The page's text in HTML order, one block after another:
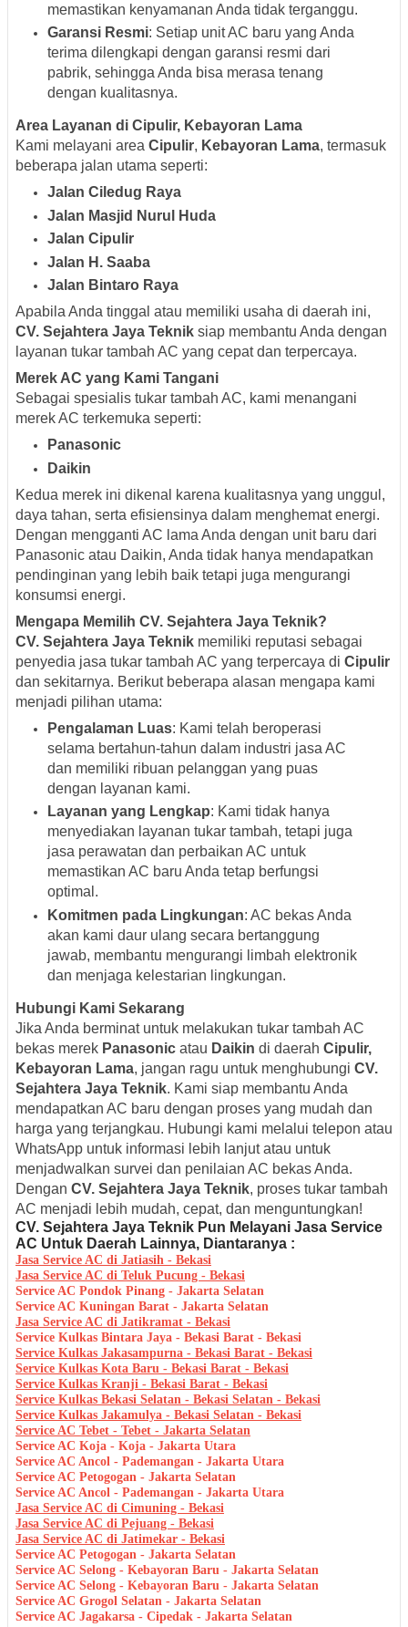
memastikan kenyamanan Anda tidak terganggu.
Garansi Resmi: Setiap unit AC baru yang Anda
terima dilengkapi dengan garansi resmi dari
pabrik, sehingga Anda bisa merasa tenang
dengan kualitasnya.
Area Layanan di Cipulir, Kebayoran Lama
Kami melayani area Cipulir, Kebayoran Lama, termasuk
beberapa jalan utama seperti:
Jalan Ciledug Raya
Jalan Masjid Nurul Huda
Jalan Cipulir
Jalan H. Saaba
Jalan Bintaro Raya
Apabila Anda tinggal atau memiliki usaha di daerah ini,
CV. Sejahtera Jaya Teknik siap membantu Anda dengan
layanan tukar tambah AC yang cepat dan terpercaya.
Merek AC yang Kami Tangani
Sebagai spesialis tukar tambah AC, kami menangani
merek AC terkemuka seperti:
Panasonic
Daikin
Kedua merek ini dikenal karena kualitasnya yang unggul,
daya tahan, serta efisiensinya dalam menghemat energi.
Dengan mengganti AC lama Anda dengan unit baru dari
Panasonic atau Daikin, Anda tidak hanya mendapatkan
pendinginan yang lebih baik tetapi juga mengurangi
konsumsi energi.
Mengapa Memilih CV. Sejahtera Jaya Teknik?
CV. Sejahtera Jaya Teknik memiliki reputasi sebagai
penyedia jasa tukar tambah AC yang terpercaya di Cipulir
dan sekitarnya. Berikut beberapa alasan mengapa kami
menjadi pilihan utama:
Pengalaman Luas: Kami telah beroperasi
selama bertahun-tahun dalam industri jasa AC
dan memiliki ribuan pelanggan yang puas
dengan layanan kami.
Layanan yang Lengkap: Kami tidak hanya
menyediakan layanan tukar tambah, tetapi juga
jasa perawatan dan perbaikan AC untuk
memastikan AC baru Anda tetap berfungsi
optimal.
Komitmen pada Lingkungan: AC bekas Anda
akan kami daur ulang secara bertanggung
jawab, membantu mengurangi limbah elektronik
dan menjaga kelestarian lingkungan.
Hubungi Kami Sekarang
Jika Anda berminat untuk melakukan tukar tambah AC
bekas merek Panasonic atau Daikin di daerah Cipulir,
Kebayoran Lama, jangan ragu untuk menghubungi CV.
Sejahtera Jaya Teknik. Kami siap membantu Anda
mendapatkan AC baru dengan proses yang mudah dan
harga yang terjangkau. Hubungi kami melalui telepon atau
WhatsApp untuk informasi lebih lanjut atau untuk
menjadwalkan survei dan penilaian AC bekas Anda.
Dengan CV. Sejahtera Jaya Teknik, proses tukar tambah
AC menjadi lebih mudah, cepat, dan menguntungkan!
CV. Sejahtera Jaya Teknik Pun Melayani Jasa Service
AC Untuk Daerah Lainnya, Diantaranya :
Jasa Service AC di Jatiasih - Bekasi
Jasa Service AC di Teluk Pucung - Bekasi
Service AC Pondok Pinang - Jakarta Selatan
Service AC Kuningan Barat - Jakarta Selatan
Jasa Service AC di Jatikramat - Bekasi
Service Kulkas Bintara Jaya - Bekasi Barat - Bekasi
Service Kulkas Jakasampurna - Bekasi Barat - Bekasi
Service Kulkas Kota Baru - Bekasi Barat - Bekasi
Service Kulkas Kranji - Bekasi Barat - Bekasi
Service Kulkas Bekasi Selatan - Bekasi Selatan - Bekasi
Service Kulkas Jakamulya - Bekasi Selatan - Bekasi
Service AC Tebet - Tebet - Jakarta Selatan
Service AC Koja - Koja - Jakarta Utara
Service AC Ancol - Pademangan - Jakarta Utara
Service AC Petogogan - Jakarta Selatan
Service AC Ancol - Pademangan - Jakarta Utara
Jasa Service AC di Cimuning - Bekasi
Jasa Service AC di Pejuang - Bekasi
Jasa Service AC di Jatimekar - Bekasi
Service AC Petogogan - Jakarta Selatan
Service AC Selong - Kebayoran Baru - Jakarta Selatan
Service AC Selong - Kebayoran Baru - Jakarta Selatan
Service AC Grogol Selatan - Jakarta Selatan
Service AC Jagakarsa - Cipedak - Jakarta Selatan